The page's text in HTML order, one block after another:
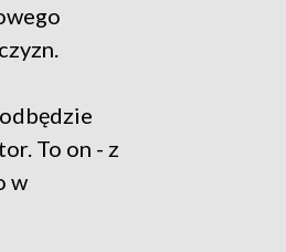
To on - z
w